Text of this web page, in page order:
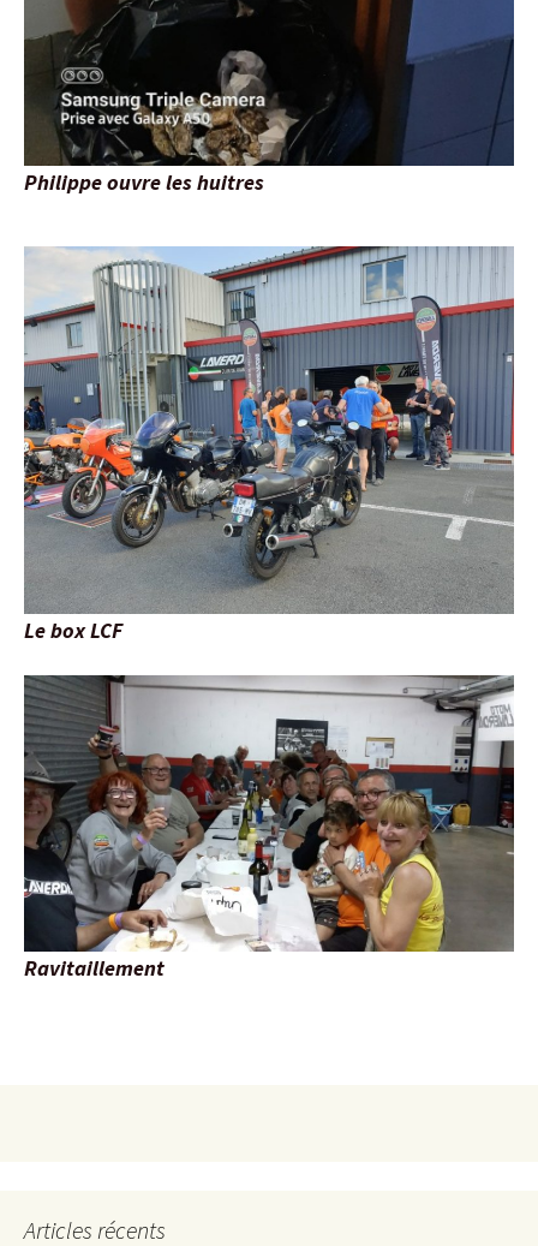
Philippe ouvre les huitres
Le box LCF
Ravitaillement
Articles récents